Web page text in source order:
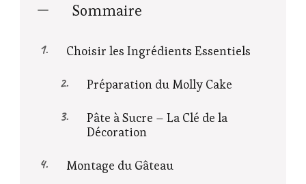
Sommaire
Choisir les Ingrédients Essentiels
Préparation du Molly Cake
Pâte à Sucre – La Clé de la
Décoration
Montage du Gâteau